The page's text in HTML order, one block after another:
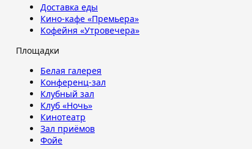
Доставка еды
Кино-кафе «Премьера»
Кофейня «Утровечера»
Площадки
Белая галерея
Конференц-зал
Клубный зал
Клуб «Ночь»
Кинотеатр
Зал приёмов
Фойе